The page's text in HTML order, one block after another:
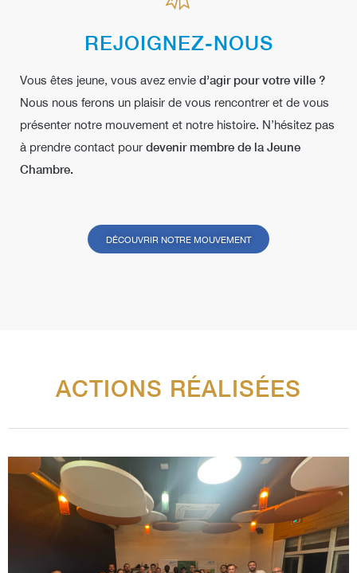
REJOIGNEZ-NOUS
Vous êtes jeune, vous avez envie d’agir pour votre ville ?
Nous nous ferons un plaisir de vous rencontrer et de vous
présenter notre mouvement et notre histoire. N’hésitez pas
à prendre contact pour devenir membre de la Jeune
Chambre.
DÉCOUVRIR NOTRE MOUVEMENT
ACTIONS RÉALISÉES